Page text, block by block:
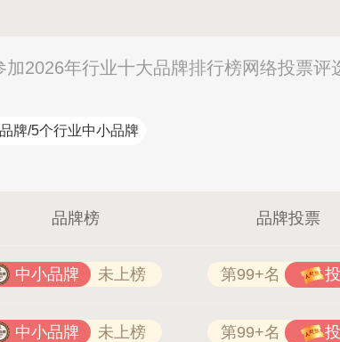
2026年行业十大品牌排行榜网络投票评
牌/5个行业中小品牌
品牌榜 品牌投票
中小品牌 未上榜 第99+名
中小品牌 未上榜 第99+名